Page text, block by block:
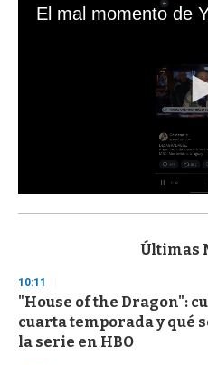
s
d
s
o
f
3
Últimas
10:11
"House of the Dragon":
cuarta temporada y qué
la serie en HBO